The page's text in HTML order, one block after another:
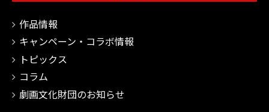
作品情報
キャンペーン・コラボ情報
トピックス
コラム
劇画文化財団のお知らせ